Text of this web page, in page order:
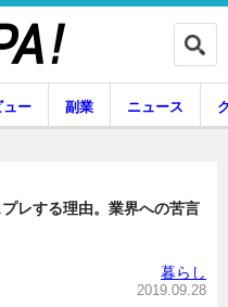
専門家インタビュー
ュー 副業 ニュース
レする理由。業界への苦言
暮らし
2019.09.28